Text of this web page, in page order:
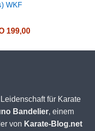
WKF
199,00Preisspanne:
bis
für Karate
Bandelier, einem
von Karate-Blog.net